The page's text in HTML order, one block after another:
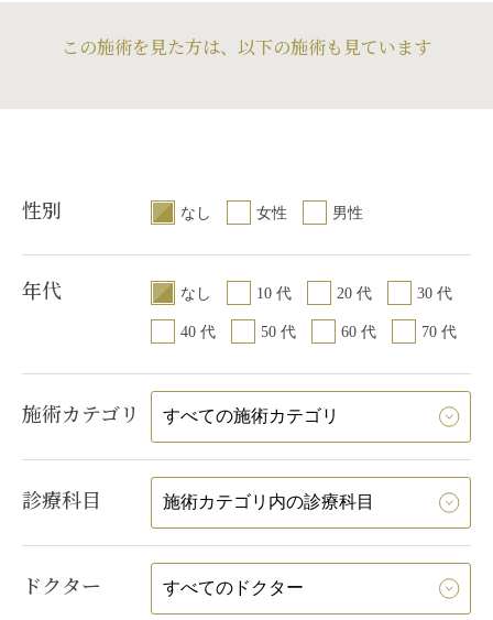
この施術を見た方は、以下の施術も見ています
性別 なし 女性 男性
年代 なし 10 代 20 代 30 代
40 代 50 代 60 代 70 代
施術カテゴリ
診療科目
ドクター